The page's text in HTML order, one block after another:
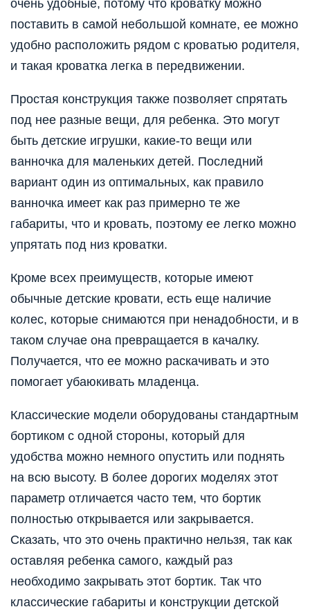
очень удобные, потому что кроватку можно
поставить в самой небольшой комнате, ее можно
удобно расположить рядом с кроватью родителя,
и такая кроватка легка в передвижении.
Простая конструкция также позволяет спрятать
под нее разные вещи, для ребенка. Это могут
быть детские игрушки, какие-то вещи или
ванночка для маленьких детей. Последний
вариант один из оптимальных, как правило
ванночка имеет как раз примерно те же
габариты, что и кровать, поэтому ее легко можно
упрятать под низ кроватки.
Кроме всех преимуществ, которые имеют
обычные детские кровати, есть еще наличие
колес, которые снимаются при ненадобности, и в
таком случае она превращается в качалку.
Получается, что ее можно раскачивать и это
помогает убаюкивать младенца.
Классические модели оборудованы стандартным
бортиком с одной стороны, который для
удобства можно немного опустить или поднять
на всю высоту. В более дорогих моделях этот
параметр отличается часто тем, что бортик
полностью открывается или закрывается.
Сказать, что это очень практично нельзя, так как
оставляя ребенка самого, каждый раз
необходимо закрывать этот бортик. Так что
классические габариты и конструкции детской